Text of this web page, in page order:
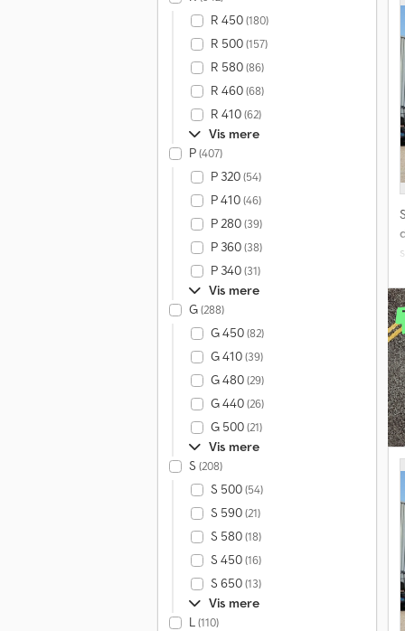
R 450(180)
R 500(157)
R 580(86)
R 460(68)
R 410(62)
Vis mere
P(407)
P 320(54)
P 410(46)
P 280(39)
P 360(38)
P 340(31)
Vis mere
G(288)
G 450(82)
G 410(39)
G 480(29)
G 440(26)
G 500(21)
Vis mere
S (208)
S 500(54)
S 590(21)
S 580(18)
S 450(16)
S 650(13)
Vis mere
L(110)